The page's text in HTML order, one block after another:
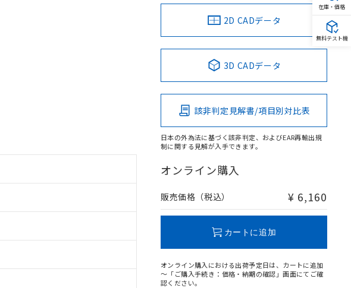
2D CADデータ
3D CADデータ
該非判定見解書/項目別対比表
日本の外為法に基づく該非判定、およびEAR再輸出規
制に関する見解が入手できます。
オンライン購入
販売価格（税込） ¥ 6,160
カートに追加
オンライン購入における出荷予定日は、カートに追加
～「ご購入手続き：価格・納期の確認」画面にてご確
認ください。
在庫・価格
無料テスト機